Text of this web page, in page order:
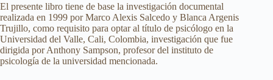
El presente libro tiene de base la investigación documental
realizada en 1999 por Marco Alexis Salcedo y Blanca Argenis
Trujillo, como requisito para optar al título de psicólogo en la
Universidad del Valle, Cali, Colombia, investigación que fue
dirigida por Anthony Sampson, profesor del instituto de
psicología de la universidad mencionada.